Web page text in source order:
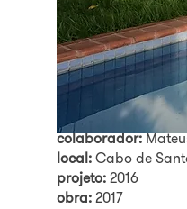
Casa na
FICHA TÉCNICA
autores/
integrante:Thomas
colaborador:
local:Cabo de
projeto:2016
obra:2017